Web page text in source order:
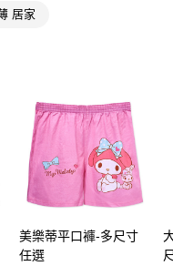
簡訊認證，即可結帳。
務後，再付款。
流程】
先享後付」後，將跳轉至「
確認金額後，即可完成結帳。
收到繳費通知簡訊。
天內，點擊此簡訊中的連結，可
式進行付款，方視為交易完成。
下不需立刻繳費，但若您需要取
同意取消之訂單仍視為有效，需
先享後付 」之結帳頁面顯示為
含以上)免運費
含以上)免運費
居家
美樂蒂平口褲-多尺寸
任選